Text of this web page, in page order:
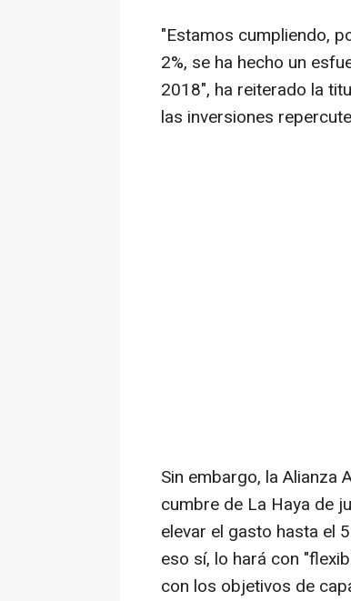
"Estamos cumpliendo,
2%, se ha hecho un
2018", ha reiterado la
las inversiones
Sin embargo, la Alianza
cumbre de La Haya de
elevar el gasto hasta el
eso sí, lo hará con
con los objetivos de